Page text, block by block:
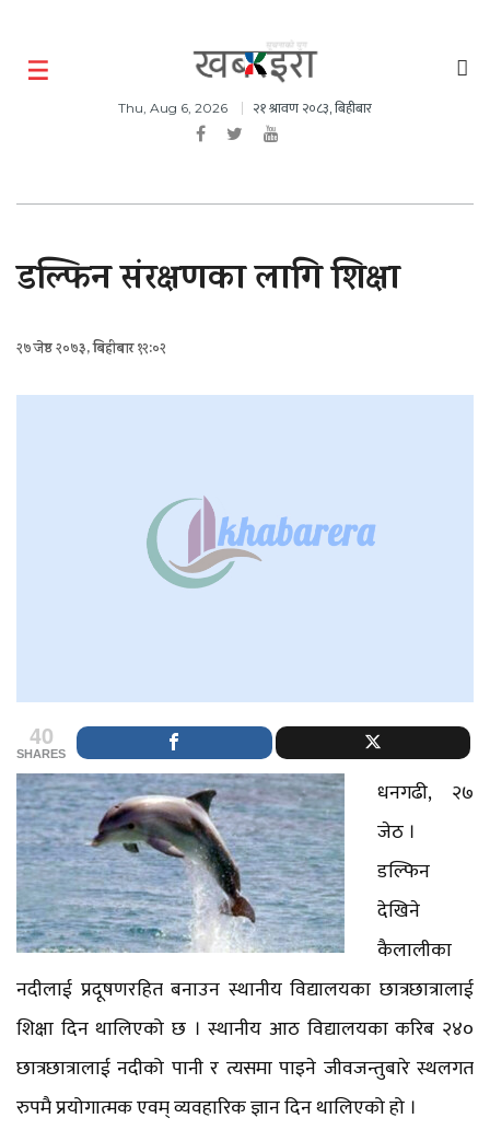
Thu, Aug 6, 2026 २१ श्रावण २०८३, बिहीबार
डल्फिन संरक्षणका लागि शिक्षा
२७ जेष्ठ २०७३, बिहीबार १२:०२
40
SHARES
धनगढी, २७
जेठ ।
डल्फिन
देखिने
कैलालीका
नदीलाई प्रदूषणरहित बनाउन स्थानीय विद्यालयका छात्रछात्रालाई
शिक्षा दिन थालिएको छ । स्थानीय आठ विद्यालयका करिब २४०
छात्रछात्रालाई नदीको पानी र त्यसमा पाइने जीवजन्तुबारे स्थलगत
रुपमै प्रयोगात्मक एवम् व्यवहारिक ज्ञान दिन थालिएको हो ।